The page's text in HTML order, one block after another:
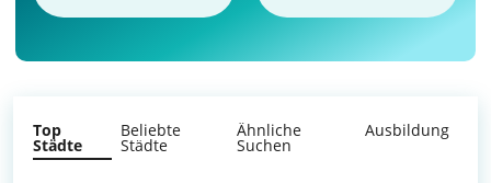
Top
Städte
Beliebte
Städte
Ähnliche
Suchen
Ausbildung